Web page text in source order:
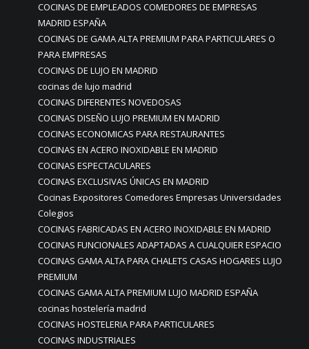
COCINAS DE EMPLEADOS COMEDORES DE EMPRESAS
MADRID ESPAÑA
COCINAS DE GAMA ALTA PREMIUM PARA PARTICULARES O
PARA EMPRESAS
COCINAS DE LUJO EN MADRID
cocinas de lujo madrid
COCINAS DIFERENTES NOVEDOSAS
COCINAS DISEÑO LUJO PREMIUM EN MADRID
COCINAS ECONOMICAS PARA RESTAURANTES
COCINAS EN ACERO INOXIDABLE EN MADRID
COCINAS ESPECTACULARES
COCINAS EXCLUSIVAS ÚNICAS EN MADRID
Cocinas Expositores Comedores Empresas Universidades
Colegios
COCINAS FABRICADAS EN ACERO INOXIDABLE EN MADRID
COCINAS FUNCIONALES ADAPTADAS A CUALQUIER ESPACIO
COCINAS GAMA ALTA PARA CHALETS CASAS HOGARES LUJO
PREMIUM
COCINAS GAMA ALTA PREMIUM LUJO MADRID ESPAÑA
cocinas hostelería madrid
COCINAS HOSTELERIA PARA PARTICULARES
COCINAS INDUSTRIALES